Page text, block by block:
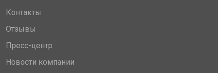
Контакты
Отзывы
Пресс-центр
Новости компании